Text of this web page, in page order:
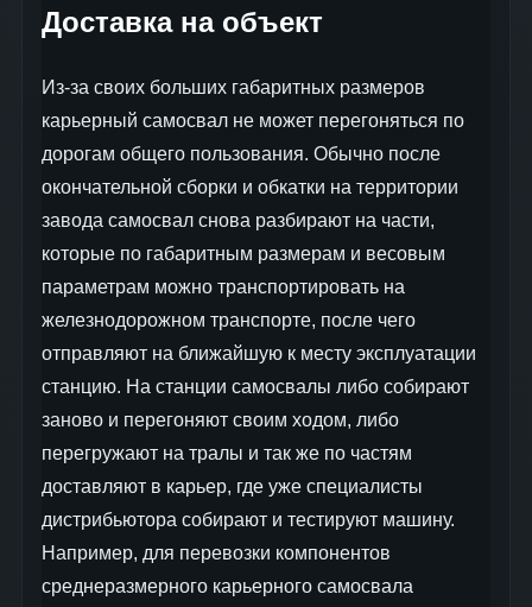
Доставка на объект
Из-за своих больших габаритных размеров
карьерный самосвал не может перегоняться по
дорогам общего пользования. Обычно после
окончательной сборки и обкатки на территории
завода самосвал снова разбирают на части,
которые по габаритным размерам и весовым
параметрам можно транспортировать на
железнодорожном транспорте, после чего
отправляют на ближайшую к месту эксплуатации
станцию. На станции самосвалы либо собирают
заново и перегоняют своим ходом, либо
перегружают на тралы и так же по частям
доставляют в карьер, где уже специалисты
дистрибьютора собирают и тестируют машину.
Например, для перевозки компонентов
среднеразмерного карьерного самосвала